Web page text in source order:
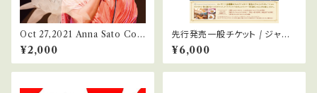
Oct 27,2021 Anna Sato Con
cert at Hakuju Hall / LIVE
CD
¥2,000
先行発売一般チケット / ジャー・
パンファン・コンサート 〜和の
伝統と響き合う 一般チケット
¥6,000